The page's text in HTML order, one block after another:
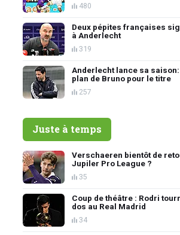
480
Deux pépites françaises
à Anderlecht
319
Anderlecht lance sa
plan de Bruno pour le titre
257
Juste à temps
Verschaeren bientôt de
Jupiler Pro League ?
35
Coup de théâtre : Rodri
dos au Real Madrid
34